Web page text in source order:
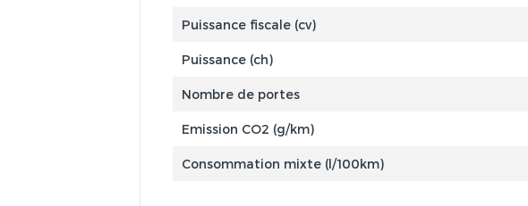
Puissance fiscale (cv)
Puissance (ch)
Nombre de portes
Emission CO2 (g/km)
Consommation mixte (l/100km)